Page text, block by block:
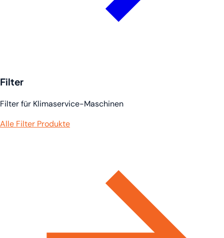
Filter
Filter für Klimaservice-Maschinen
Alle Filter Produkte